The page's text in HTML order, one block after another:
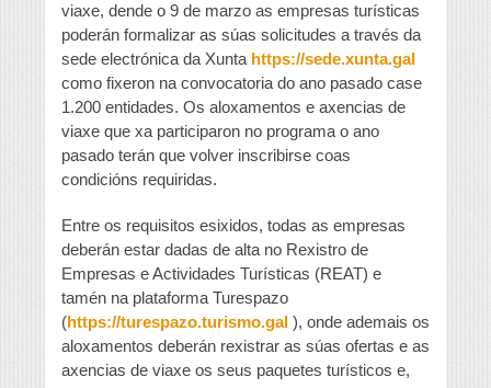
viaxe, dende o 9 de marzo as empresas turísticas
poderán formalizar as súas solicitudes a través da
sede electrónica da Xunta https://sede.xunta.gal
como fixeron na convocatoria do ano pasado case
1.200 entidades. Os aloxamentos e axencias de
viaxe que xa participaron no programa o ano
pasado terán que volver inscribirse coas
condicións requiridas.
Entre os requisitos esixidos, todas as empresas
deberán estar dadas de alta no Rexistro de
Empresas e Actividades Turísticas (REAT) e
tamén na plataforma Turespazo
(https://turespazo.turismo.gal ), onde ademais os
aloxamentos deberán rexistrar as súas ofertas e as
axencias de viaxe os seus paquetes turísticos e,